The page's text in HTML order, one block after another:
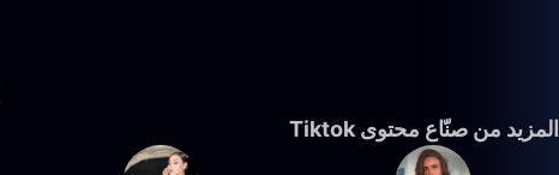
المزيد من صنّاع محتوى Tiktok